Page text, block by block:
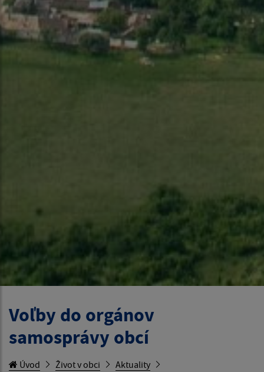
Voľby do orgánov
samosprávy obcí
Úvod Život v obci
Aktuality